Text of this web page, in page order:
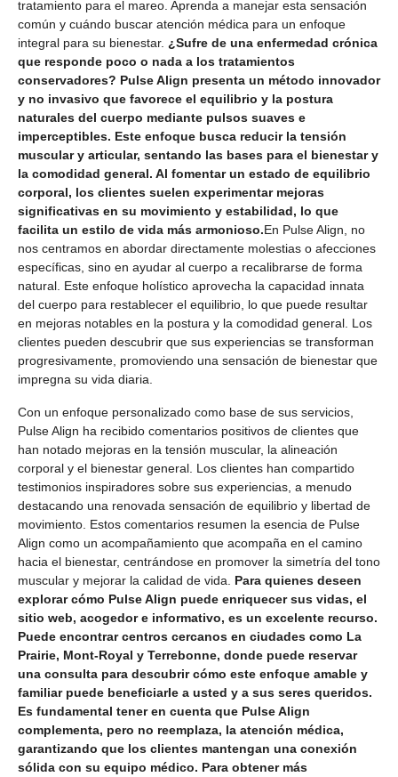
tratamiento para el mareo. Aprenda a manejar esta sensación
común y cuándo buscar atención médica para un enfoque
integral para su bienestar. ¿Sufre de una enfermedad crónica
que responde poco o nada a los tratamientos
conservadores? Pulse Align presenta un método innovador
y no invasivo que favorece el equilibrio y la postura
naturales del cuerpo mediante pulsos suaves e
imperceptibles. Este enfoque busca reducir la tensión
muscular y articular, sentando las bases para el bienestar y
la comodidad general. Al fomentar un estado de equilibrio
corporal, los clientes suelen experimentar mejoras
significativas en su movimiento y estabilidad, lo que
facilita un estilo de vida más armonioso.En Pulse Align, no
nos centramos en abordar directamente molestias o afecciones
específicas, sino en ayudar al cuerpo a recalibrarse de forma
natural. Este enfoque holístico aprovecha la capacidad innata
del cuerpo para restablecer el equilibrio, lo que puede resultar
en mejoras notables en la postura y la comodidad general. Los
clientes pueden descubrir que sus experiencias se transforman
progresivamente, promoviendo una sensación de bienestar que
impregna su vida diaria.
Con un enfoque personalizado como base de sus servicios,
Pulse Align ha recibido comentarios positivos de clientes que
han notado mejoras en la tensión muscular, la alineación
corporal y el bienestar general. Los clientes han compartido
testimonios inspiradores sobre sus experiencias, a menudo
destacando una renovada sensación de equilibrio y libertad de
movimiento. Estos comentarios resumen la esencia de Pulse
Align como un acompañamiento que acompaña en el camino
hacia el bienestar, centrándose en promover la simetría del tono
muscular y mejorar la calidad de vida. Para quienes deseen
explorar cómo Pulse Align puede enriquecer sus vidas, el
sitio web, acogedor e informativo, es un excelente recurso.
Puede encontrar centros cercanos en ciudades como La
Prairie, Mont-Royal y Terrebonne, donde puede reservar
una consulta para descubrir cómo este enfoque amable y
familiar puede beneficiarle a usted y a sus seres queridos.
Es fundamental tener en cuenta que Pulse Align
complementa, pero no reemplaza, la atención médica,
garantizando que los clientes mantengan una conexión
sólida con su equipo médico. Para obtener más